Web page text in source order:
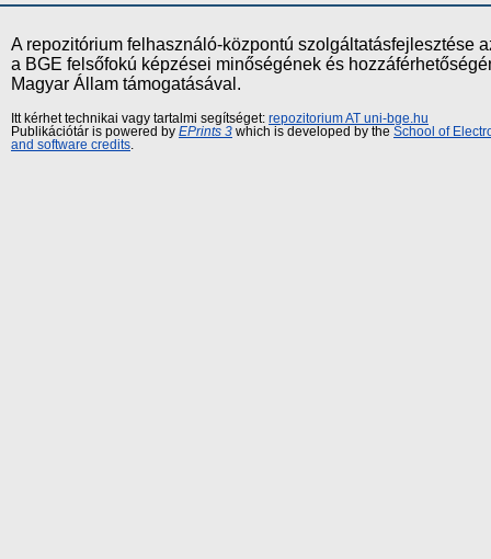
A repozitórium felhasználó-központú szolgáltatásfejlesztése
a BGE felsőfokú képzései minőségének és
Magyar Állam támogatásával.
Itt kérhet technikai vagy tartalmi segítséget: repozitorium AT uni-bge.hu
Publikációtár is powered by EPrints 3 which is developed by the School of
and software credits